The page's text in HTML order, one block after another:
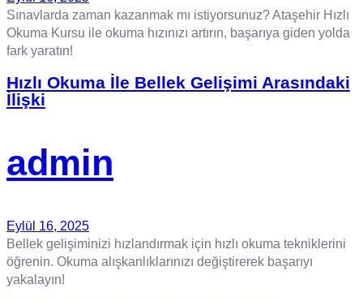
Sınavlarda zaman kazanmak mı istiyorsunuz? Ataşehir Hızlı
Okuma Kursu ile okuma hızınızı artırın, başarıya giden yolda
fark yaratın!
Hızlı Okuma İle Bellek Gelişimi Arasındaki
İlişki
admin
Eylül 16, 2025
Bellek gelişiminizi hızlandırmak için hızlı okuma tekniklerini
öğrenin. Okuma alışkanlıklarınızı değiştirerek başarıyı
yakalayın!